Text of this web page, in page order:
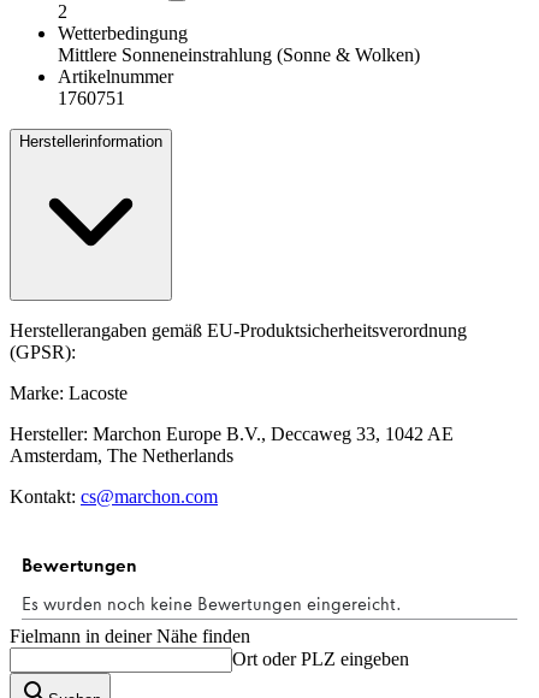
2
Wetterbedingung
Mittlere Sonneneinstrahlung (Sonne & Wolken)
Artikelnummer
1760751
Herstellerinformation
Herstellerangaben gemäß EU-Produktsicherheitsverordnung
(GPSR):
Marke: Lacoste
Hersteller: Marchon Europe B.V., Deccaweg 33, 1042 AE
Amsterdam, The Netherlands
Kontakt: cs@marchon.com
Fielmann in deiner Nähe finden
Ort oder PLZ eingeben